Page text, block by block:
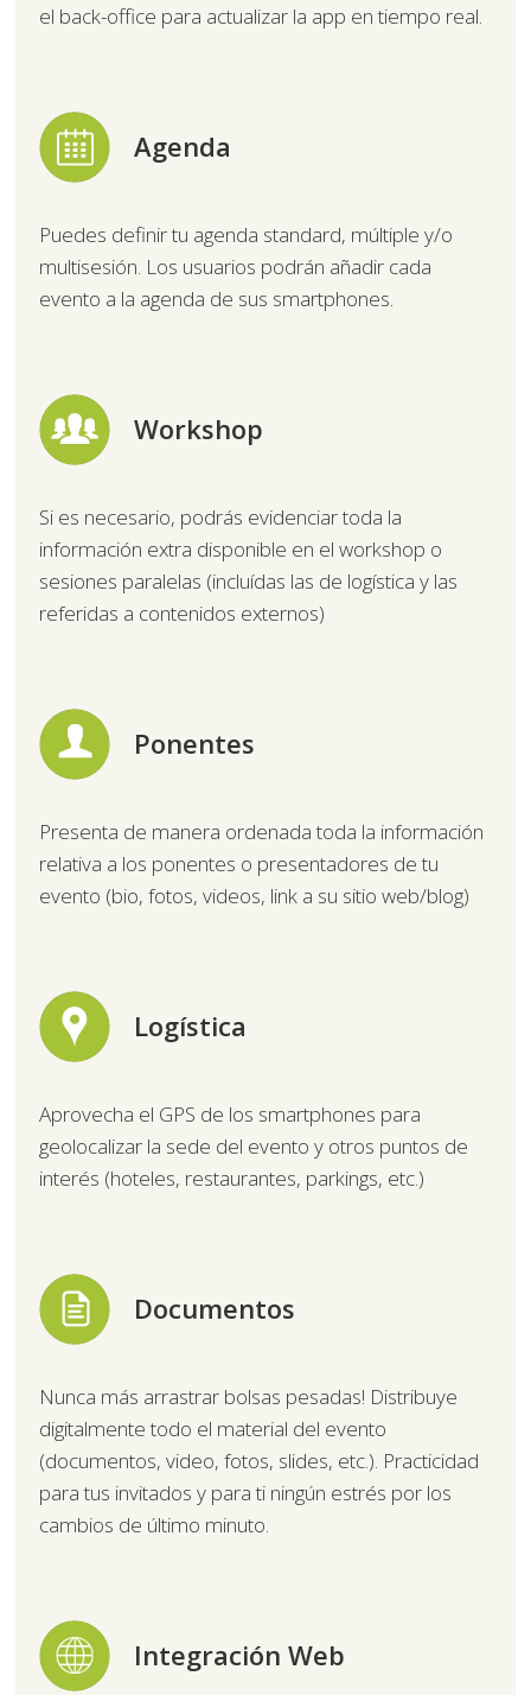
el back-office para actualizar la app en tiempo real.
Agenda
Puedes definir tu agenda standard, múltiple y/o
multisesión. Los usuarios podrán añadir cada
evento a la agenda de sus smartphones.
Workshop
Si es necesario, podrás evidenciar toda la
información extra disponible en el workshop o
sesiones paralelas (incluídas las de logística y las
referidas a contenidos externos)
Ponentes
Presenta de manera ordenada toda la información
relativa a los ponentes o presentadores de tu
evento (bio, fotos, videos, link a su sitio web/blog)
Logística
Aprovecha el GPS de los smartphones para
geolocalizar la sede del evento y otros puntos de
interés (hoteles, restaurantes, parkings, etc.)
Documentos
Nunca más arrastrar bolsas pesadas! Distribuye
digitalmente todo el material del evento
(documentos, video, fotos, slides, etc.). Practicidad
para tus invitados y para ti ningún estrés por los
cambios de último minuto.
Integración Web